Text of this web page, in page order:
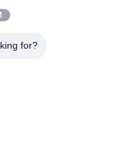
- Yoke Adapter Cap
for?